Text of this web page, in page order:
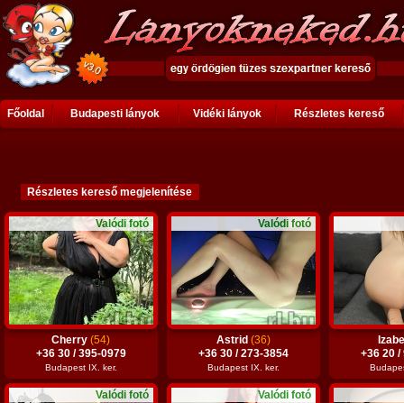
Főoldal Budapesti lányok Vidéki lányok Részletes kereső
Valódi fotó
Cherry(54)
+36 30 / 395-0979
Budapest IX. ker.
Valódi fotó
Astrid (36)
+36 30 / 273-3854
Budapest IX. ker.
+36 20 /
Valódi fotó Valódi fotó